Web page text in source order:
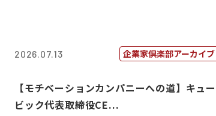
2026.07.13 企業家倶楽部アーカイブ
【モチベーションカンパニーへの道】キュー
ビック代表取締役CE...